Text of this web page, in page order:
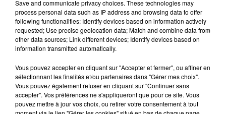
Inta Minn 2005
Ya Achikata Al Wardi
2013
Ya Guabaroutak 2026
Save and communicate privacy choices. These technologies may
process personal data such as IP address and browsing data to offer
following functionalities: Identify devices based on information actively
requested; Use precise geolocation data; Match and combine data from
other data sources; Link different devices; Identify devices based on
information transmitted automatically.
Vous pouvez accepter en cliquant sur "Accepter et fermer", ou affiner en
sélectionnant les finalités et/ou partenaires dans "Gérer mes choix".
Vous pouvez également refuser en cliquant sur "Continuer sans
accepter". Vos préférences ne s'appliqueront que pour ce site. Vous
pouvez mettre à jour vos choix, ou retirer votre consentement à tout